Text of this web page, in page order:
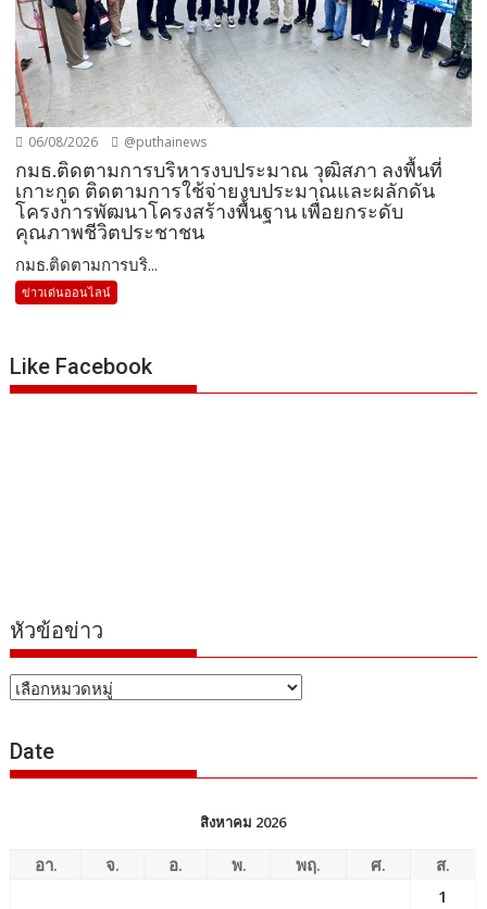
06/08/2026 @puthainews
กมธ.ติดตามการบริหารงบประมาณ วุฒิสภา ลงพื้นที่
เกาะกูด ติดตามการใช้จ่ายงบประมาณและผลักดัน
โครงการพัฒนาโครงสร้างพื้นฐาน เพื่อยกระดับ
คุณภาพชีวิตประชาชน
กมธ.ติดตามการบริ...
ข่าวเด่นออนไลน์
Like Facebook
หัวข้อข่าว
หัวข้อ
Date
สิงหาคม 2026
อา. จ. อ. พ. พฤ. ศ.
ส.
1